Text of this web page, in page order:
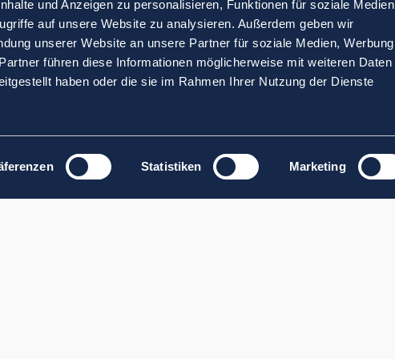
und Anzeigen zu personalisieren, Funktionen für soziale Medien
auf unsere Website zu analysieren. Außerdem geben wir
unserer Website an unsere Partner für soziale Medien, Werbung
führen diese Informationen möglicherweise mit weiteren Daten
haben oder die sie im Rahmen Ihrer Nutzung der Dienste
Statistiken Marketing